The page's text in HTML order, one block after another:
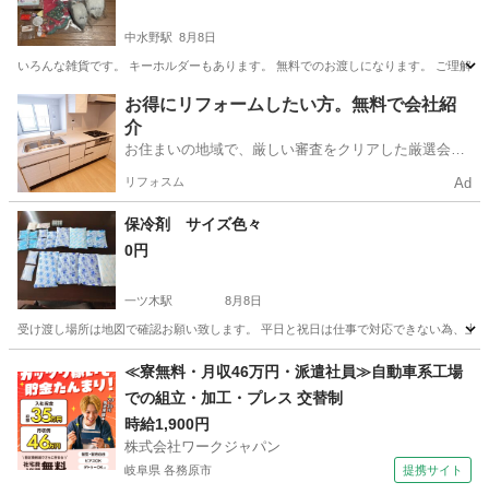
中水野駅 8月8日
いろんな雑貨です。 キーホルダーもあります。 無料でのお渡しになります。 ご理
愛知 瀬戸市 中水野駅 その他 ロータリー
お得にリフォームしたい方。無料で会社紹
介
お住まいの地域で、厳しい審査をクリアした厳選会社
リフォスム Ad
保冷剤 サイズ色々
0円
一ツ木駅 8月8日
受け渡し場所は地図で確認お願い致します。 平日と祝日は仕事で対応できない為、土
一ツ木駅 その他 保冷剤
≪寮無料・月収46万円・派遣社員≫自動車系工場
での組立・加工・プレス 交替制
時給1,900円
株式会社ワークジャパン
岐阜県 各務原市 提携サイト